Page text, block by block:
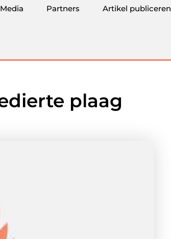
Partners Artikel publiceren
plaag